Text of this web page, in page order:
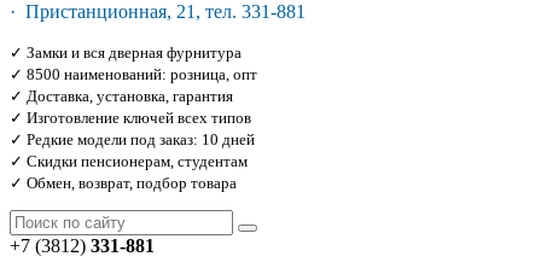
· Пристанционная, 21, тел. 331-881
✓ Замки и вся дверная фурнитура
✓ 8500 наименований: розница, опт
✓ Доставка, установка, гарантия
✓ Изготовление ключей всех типов
✓ Редкие модели под заказ: 10 дней
✓ Скидки пенсионерам, студентам
✓ Обмен, возврат, подбор товара
+7 (3812) 331-881